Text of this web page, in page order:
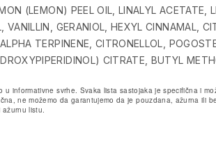
(LEMON) PEEL OIL, LINALYL ACETATE,
VANILLIN, GERANIOL, HEXYL CINNAMAL,
TERPINENE, CITRONELLOL,
CITRATE, BUTYL
u informativne svrhe. Svaka lista sastojaka je specifična i
ne možemo da garantujemo da je pouzdana, ažurna ili
listu.